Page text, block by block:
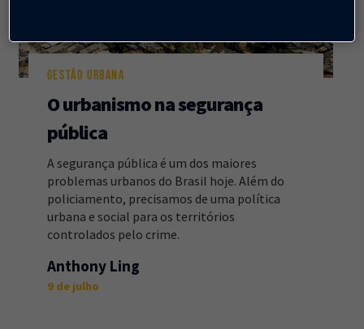
GESTÃO URBANA
O urbanismo na segurança
pública
A segurança pública é um dos maiores
problemas urbanos do Brasil hoje. Além do
policiamento, precisamos de uma política
urbana e social para os territórios
controlados pelo crime.
Anthony Ling
9 de julho